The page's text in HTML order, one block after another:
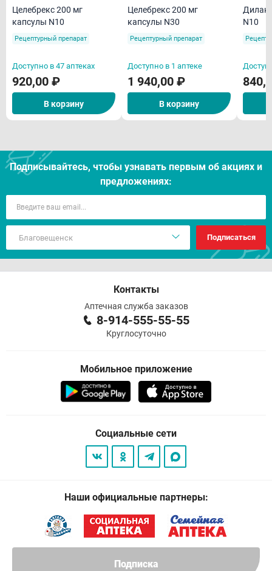
Подписка
Целебрекс 200 мг
капсулы N10
Рецептурный препарат
Доступно в 47 аптеках
920,00 ₽
В корзину
Целебрекс 200 мг
капсулы N30
Рецептурный препарат
Доступно в 1 аптеке
1 940,00 ₽
В корзину
N10
Подписывайтесь, чтобы узнавать первым об акцияx и
предложениях:
Подписаться
Контакты
Аптечная служба заказов
8-914-555-55-55
Круглосуточно
Мобильное приложение
Социальные сети
Наши официальные партнеры: